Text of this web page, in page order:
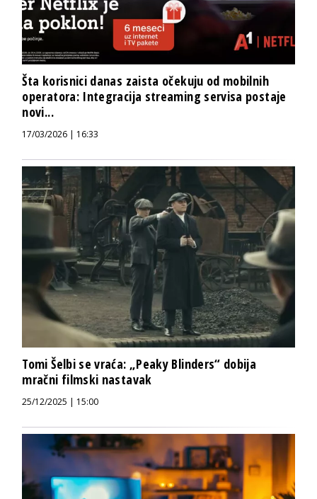
Šta korisnici danas zaista očekuju od mobilnih
operatora: Integracija streaming servisa postaje
novi...
17/03/2026 | 16:33
Tomi Šelbi se vraća: „Peaky Blinders“ dobija
mračni filmski nastavak
25/12/2025 | 15:00